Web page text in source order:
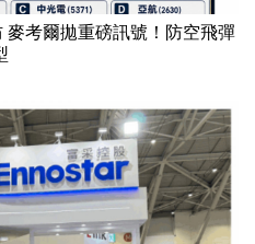
考爾拋重磅訊號！防空飛彈